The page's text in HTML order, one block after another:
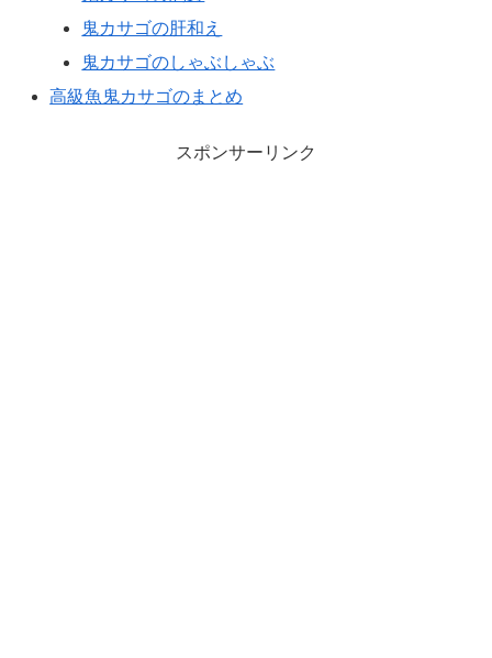
鬼カサゴの肝和え
鬼カサゴのしゃぶしゃぶ
高級魚鬼カサゴのまとめ
スポンサーリンク